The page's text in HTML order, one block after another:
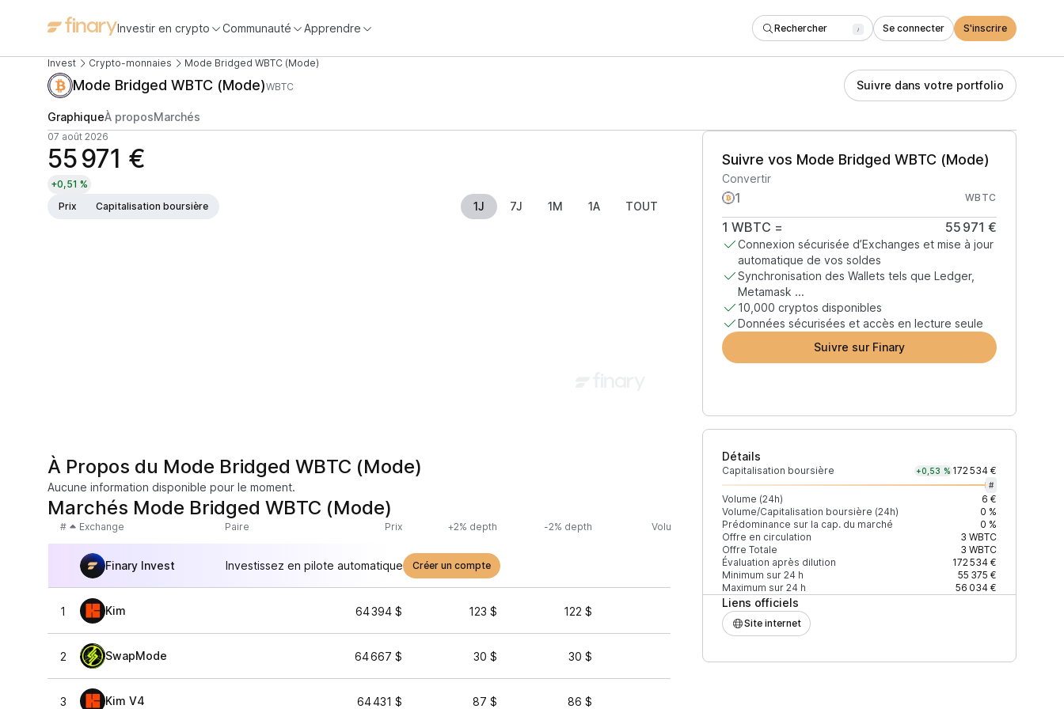
Investir en crypto Communauté Apprendre Rechercher / Se connecter S'inscrire
Invest Crypto-monnaies Mode Bridged WBTC (Mode)
Mode Bridged WBTC (Mode)WBTC Suivre dans votre portfolio
GraphiqueÀ proposMarchés
07 août 2026
55 971 €
+0,51 %
Prix
Capitalisation boursière 1J 7J 1M 1A TOUT
Suivre vos Mode Bridged WBTC (Mode)
Convertir
WBTC
1 WBTC = 55 971 €
Connexion sécurisée d’Exchanges et mise à jour
automatique de vos soldes
Synchronisation des Wallets tels que Ledger,
Metamask ...
10,000 cryptos disponibles
Données sécurisées et accès en lecture seule
Suivre sur Finary
Détails
Capitalisation boursière +0,53 % 172 534 €
#
Volume (24h)
6 €
Volume/Capitalisation boursière (24h)
0 %
Prédominance sur la cap. du marché
0 %
Offre en circulation
3 WBTC
Offre Totale
3 WBTC
Évaluation après dilution
172 534 €
Minimum sur 24 h
55 375 €
Maximum sur 24 h
56 034 €
Liens officiels
Site internet
À Propos du Mode Bridged WBTC (Mode)
Aucune information disponible pour le moment.
Marchés Mode Bridged WBTC (Mode)
# Exchange Paire Prix +2% depth -2% depth Volume (24h) % du volume Confiance Mis à jour
Finary Invest Investissez en pilote automatique Créer un compte
1 Kim 64 394 $ 123 $ 122 $ 50,15 %
2 SwapMode 64 667 $ 30 $ 30 $ 3 $
3 Kim V4 64 431 $ 87 $ 86 $